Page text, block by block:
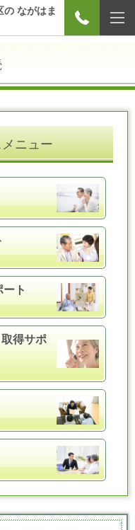
ながはま
ニュー
ト
得サポ